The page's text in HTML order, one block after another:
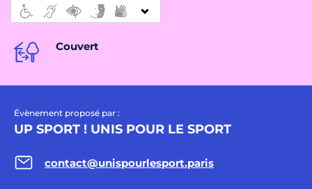
Couvert
Évènement proposé par :
UP SPORT ! UNIS POUR LE SPORT
contact@unispourlesport.paris